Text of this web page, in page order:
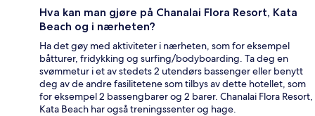
Hva kan man gjøre på Chanalai Flora Resort, Kata
Beach og i nærheten?
Ha det gøy med aktiviteter i nærheten, som for eksempel
båtturer, fridykking og surfing/bodyboarding. Ta deg en
svømmetur i et av stedets 2 utendørs bassenger eller benytt
deg av de andre fasilitetene som tilbys av dette hotellet, som
for eksempel 2 bassengbarer og 2 barer. Chanalai Flora Resort,
Kata Beach har også treningssenter og hage.